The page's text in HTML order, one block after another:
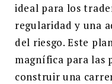
ideal para los
regularidad y una
del riesgo. Este
magnífica para las
construir una